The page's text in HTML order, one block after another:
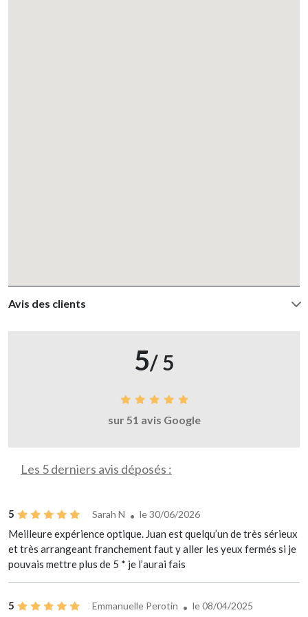
Avis des clients
5/ 5
sur 51 avis Google
Les 5 derniers avis déposés :
5 Sarah N le 30/06/2026
Meilleure expérience optique. Juan est quelqu’un de très sérieux
et très arrangeant franchement faut y aller les yeux fermés si je
pouvais mettre plus de 5 * je l’aurai fais
5 Emmanuelle Perotin le 08/04/2025